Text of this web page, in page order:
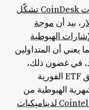
رصدت CoinDesk تشكّل
، بيد أن موجة
الهبوطية
يعني أن المتداولين
في غضون ذلك،
زادت التدفقات الخارجة من صناديق ETF الفورية
الهبوطية من
لتحليل Cointelegraph لديناميكيات